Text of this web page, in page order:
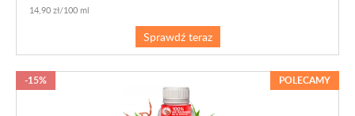
14,90 zł/100 ml
Sprawdź teraz
-15% POLECAMY